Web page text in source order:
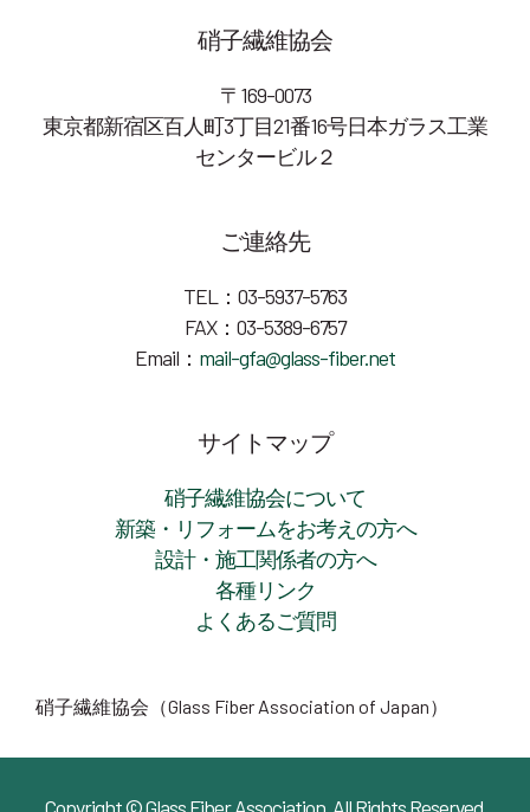
硝子繊維協会
〒169-0073
東京都新宿区百人町3丁目21番16号日本ガラス工業
センタービル２
ご連絡先
TEL：03-5937-5763
FAX：03-5389-6757
Email： mail-gfa@glass-fiber.net
サイトマップ
硝子繊維協会について
新築・リフォームをお考えの方へ
設計・施工関係者の方へ
各種リンク
よくあるご質問
硝子繊維協会（Glass Fiber Association of Japan）